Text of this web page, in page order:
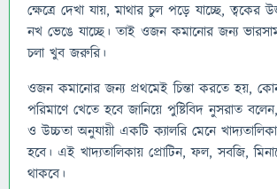
ক্ষেত্রে দেখা যায়, মাথার চুল পড়ে যাচ্ছে, ত্বকের
নখ ভেঙে যাচ্ছে। তাই ওজন কমানোর জন্য
চলা খুব জরুরি।
ওজন কমানোর জন্য প্রথমেই চিন্তা করতে হয়,
পরিমাণে খেতে হবে জানিয়ে পুষ্টিবিদ নুসরাত
ও উচ্চতা অনুযায়ী একটি ক্যালরি মেনে
হবে। এই খাদ্যতালিকায় প্রোটিন, ফল, সবজি,
থাকবে।